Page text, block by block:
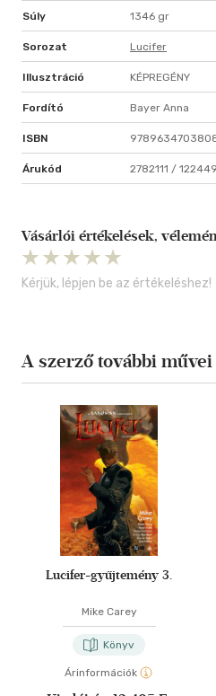
Súly 1346 gr
Sorozat Lucifer
Illusztráció KÉPREGÉNY
Fordító Bayer Anna
ISBN
Árukód 2782111 /
Vásárlói értékelések,
Kérjük, lépjen be az értékeléshez!
A szerző további művei
Lucifer-gyűjtemény 3.
Mike Carey
Könyv
Árinformációk